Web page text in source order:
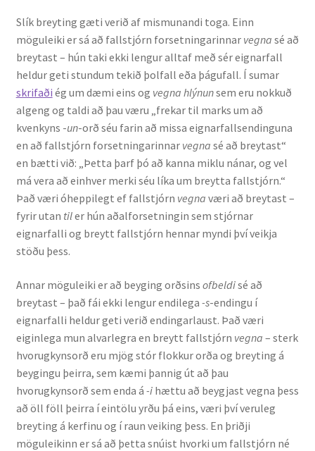
Styrkir og verðlaun
Utan Háskólans
Verkefnisstjórn
Þjónusta
Rannsóknir
Máltækni
Orðalyklar og orðafar
Orðhlutafræði
Samtímasetningafræði
Söguleg setningafræði
Hljóð og hljóðkerfi
Staða íslenskunnar
Slík breyting gæti verið af mismunandi toga. Einn
möguleiki er sá að fallstjórn forsetningarinnar vegna sé að
breytast – hún taki ekki lengur alltaf með sér eignarfall
heldur geti stundum tekið þolfall eða þágufall. Í sumar
skrifaði ég um dæmi eins og vegna hlýnunsem eru nokkuð
algeng og taldi að þau væru „frekar til marks um að
kvenkyns -un-orð séu farin að missa eignarfallsendinguna
en að fallstjórn forsetningarinnar vegna sé að breytast“
en bætti við: „Þetta þarf þó að kanna miklu nánar, og vel
má vera að einhver merki séu líka um breytta fallstjórn.“
Það væri óheppilegt ef fallstjórn vegna væri að breytast –
fyrir utan tiler hún aðalforsetningin sem stjórnar
eignarfalli og breytt fallstjórn hennar myndi því veikja
stöðu þess.
Annar möguleiki er að beyging orðsins ofbeldisé að
breytast – það fái ekki lengur endilega -s-endingu í
eignarfalli heldur geti verið endingarlaust. Það væri
eiginlega mun alvarlegra en breytt fallstjórn vegna – sterk
hvorugkynsorð eru mjög stór flokkur orða og breyting á
beygingu þeirra, sem kæmi þannig út að þau
hvorugkynsorð sem enda á -ihættu að beygjast vegna þess
að öll föll þeirra í eintölu yrðu þá eins, væri því veruleg
breyting á kerfinu og í raun veiking þess. En þriðji
möguleikinn er sá að þetta snúist hvorki um fallstjórn né